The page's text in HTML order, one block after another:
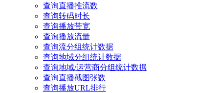
查询直播推流数
查询转码时长
查询播放带宽
查询播放流量
查询流分组统计数据
查询地域分组统计数据
查询地域/运营商分组统计数据
查询直播截图张数
查询播放URL排行